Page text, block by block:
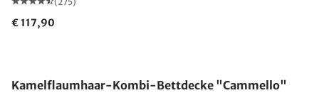
€ 117,90
Kamelflaumhaar-Kombi-Bettdecke "Cammello"